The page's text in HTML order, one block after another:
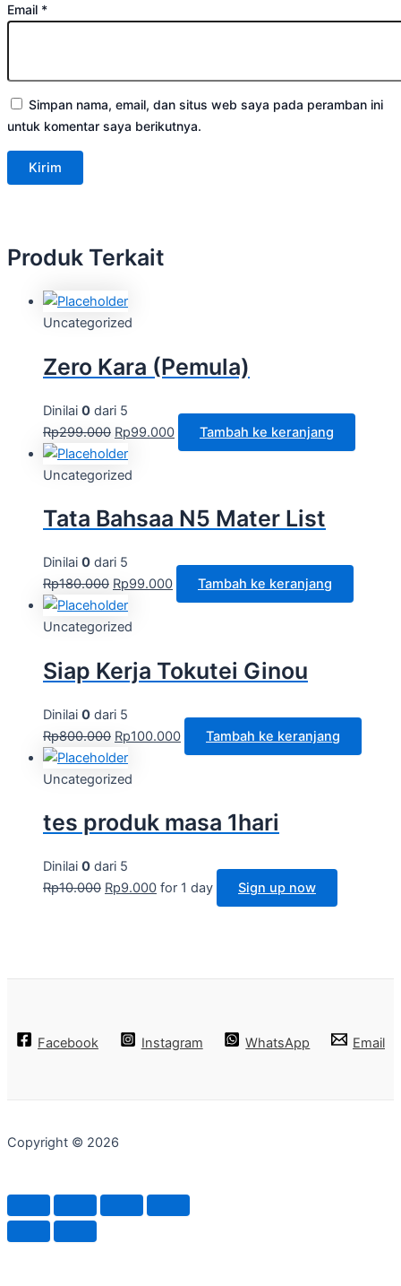
Email *
Simpan nama, email, dan situs web saya pada peramban ini
untuk komentar saya berikutnya.
Produk Terkait
Uncategorized
Zero Kara (Pemula)
Dinilai 0 dari 5
Rp299.000 Rp99.000 Tambah ke keranjang
Uncategorized
Tata Bahsaa N5 Mater List
Dinilai 0 dari 5
Rp180.000 Rp99.000 Tambah ke keranjang
Uncategorized
Siap Kerja Tokutei Ginou
Dinilai 0 dari 5
Rp800.000 Rp100.000 Tambah ke keranjang
Uncategorized
tes produk masa 1hari
Dinilai 0 dari 5
Rp10.000 Rp9.000 for 1 day Sign up now
Facebook Instagram WhatsApp Email
Copyright © 2026